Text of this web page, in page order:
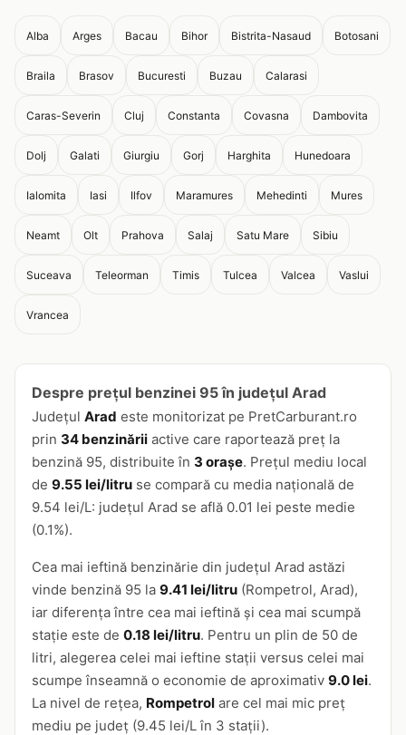
Alba Arges Bacau Bihor Bistrita-Nasaud Botosani
Braila Brasov Bucuresti Buzau Calarasi
Caras-Severin Cluj Constanta Covasna Dambovita
Dolj Galati Giurgiu Gorj Harghita Hunedoara
Ialomita Iasi Ilfov Maramures Mehedinti Mures
Neamt Olt Prahova Salaj Satu Mare Sibiu
Suceava Teleorman Timis Tulcea Valcea Vaslui
Vrancea
Despre prețul benzinei 95 în județul Arad
Județul Arad este monitorizat pe PretCarburant.ro
prin 34 benzinării active care raportează preț la
benzină 95, distribuite în 3 orașe. Prețul mediu local
de 9.55 lei/litru se compară cu media națională de
9.54 lei/L: județul Arad se află 0.01 lei peste medie
(0.1%).
Cea mai ieftină benzinărie din județul Arad astăzi
vinde benzină 95 la 9.41 lei/litru (Rompetrol, Arad),
iar diferența între cea mai ieftină și cea mai scumpă
stație este de 0.18 lei/litru. Pentru un plin de 50 de
litri, alegerea celei mai ieftine stații versus celei mai
scumpe înseamnă o economie de aproximativ 9.0 lei.
La nivel de rețea, Rompetrol are cel mai mic preț
mediu pe județ (9.45 lei/L în 3 stații).